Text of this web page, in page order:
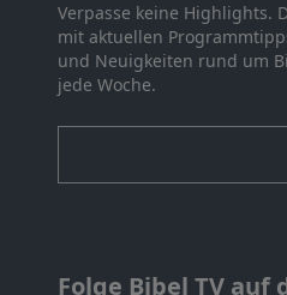
Verpasse keine Highlights.
mit aktuellen
und Neuigkeiten rund um
jede Woche.
Folge Bibel TV auf